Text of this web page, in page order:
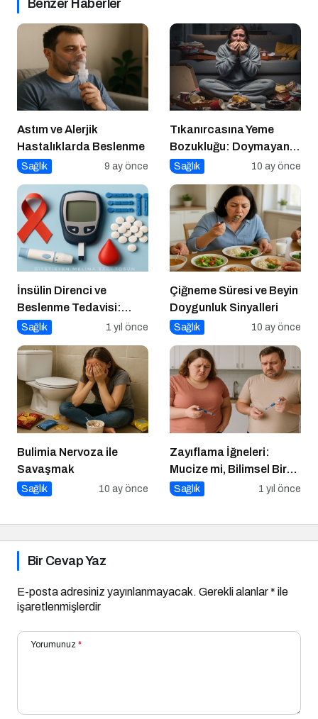
Benzer Haberler
Astım ve Alerjik
Hastalıklarda Beslenme
Sağlık 9 ay önce
Tıkanırcasına Yeme
Bozukluğu: Doymayan
Duygular
Sağlık 10 ay önce
İnsülin Direnci ve
Beslenme Tedavisi:
Düşük Glisemik İndeksli
Sağlık 1 yıl önce
Çiğneme Süresi ve Beyin
Doygunluk Sinyalleri
Sağlık 10 ay önce
Bulimia Nervoza ile
Savaşmak
Sağlık 10 ay önce
Zayıflama İğneleri:
Mucize mi, Bilimsel Bir
Araç mı?
Sağlık 1 yıl önce
Bir Cevap Yaz
E-posta adresiniz yayınlanmayacak. Gerekli alanlar* ile
işaretlenmişlerdir
Yorumunuz *